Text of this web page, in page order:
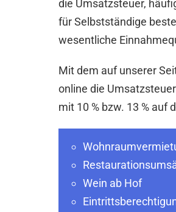
die Umsatzsteuer,
für Selbstständige
wesentliche
Mit dem auf unserer
online die
mit 10 % bzw. 13 % auf
Wein ab Hof